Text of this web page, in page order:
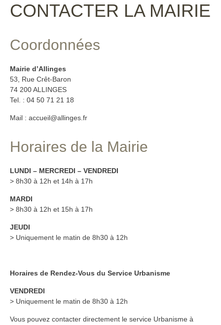
CONTACTER LA MAIRIE
Coordonnées
Mairie d’Allinges
53, Rue Crêt-Baron
74 200 ALLINGES
Tel. : 04 50 71 21 18
Mail : accueil@allinges.fr
Horaires de la Mairie
LUNDI – MERCREDI – VENDREDI
> 8h30 à 12h et 14h à 17h
MARDI
> 8h30 à 12h et 15h à 17h
JEUDI
> Uniquement le matin de 8h30 à 12h
Horaires de Rendez-Vous du Service Urbanisme
VENDREDI
> Uniquement le matin de 8h30 à 12h
Vous pouvez contacter directement le service Urbanisme à